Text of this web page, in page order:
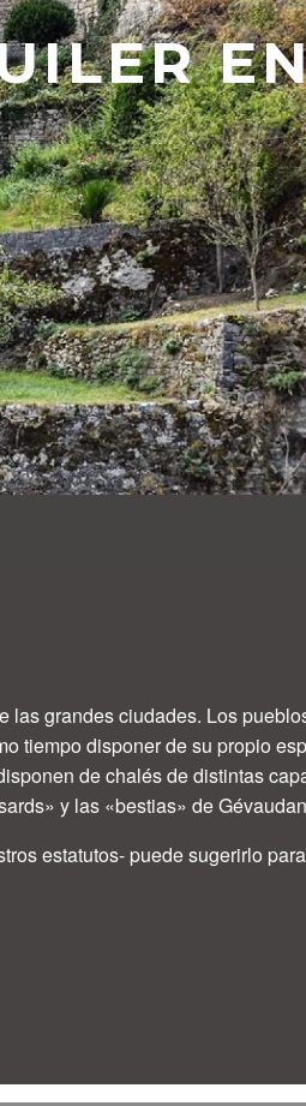
las grandes ciudades. Los
tiempo disponer de su propio
de chalés de distintas
y las «bestias» de
estatutos- puede sugerirlo